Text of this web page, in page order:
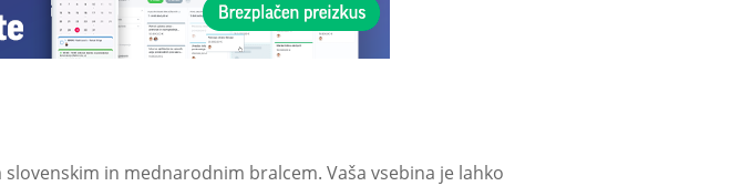
in mednarodnim bralcem. Vaša vsebina je lahko